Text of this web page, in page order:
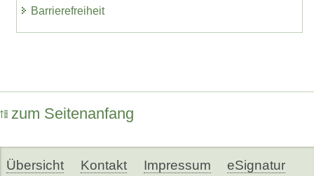
Barrierefreiheit
zum Seitenanfang
Übersicht Kontakt Impressum eSignatur